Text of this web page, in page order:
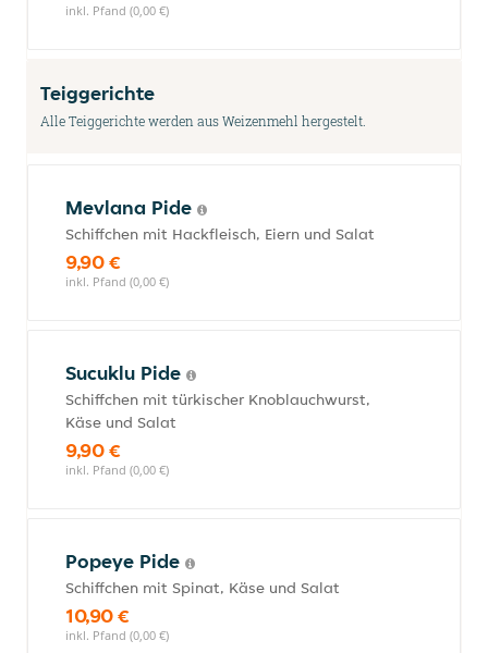
inkl. Pfand (0,00 €)
Teiggerichte
Alle Teiggerichte werden aus Weizenmehl hergestelt.
Mevlana Pide
Schiffchen mit Hackfleisch, Eiern und Salat
9,90 €
inkl. Pfand (0,00 €)
Sucuklu Pide
Schiffchen mit türkischer Knoblauchwurst,
Käse und Salat
9,90 €
inkl. Pfand (0,00 €)
Popeye Pide
Schiffchen mit Spinat, Käse und Salat
10,90 €
inkl. Pfand (0,00 €)